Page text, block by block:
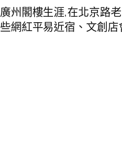
州閣樓生涯,在北京路
網紅平易近宿、文創